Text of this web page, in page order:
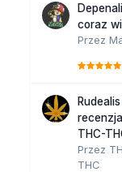
coraz
Przez
THC-
Przez
THC